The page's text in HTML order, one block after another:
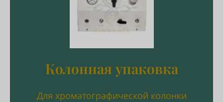
Колонная упаковка
Для хроматографической колонки
Колонная упаковка
Упаковать аналитические и
Подробнее